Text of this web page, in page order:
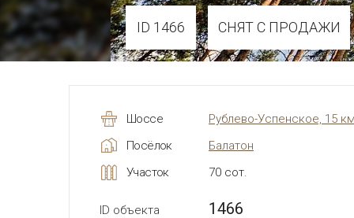
ID 1466 СНЯТ С ПРОДАЖИ
Шоссе
Рублево-Успенское, 15 км
Посёлок
Балатон
Участок
70 сот.
ID объекта 1466